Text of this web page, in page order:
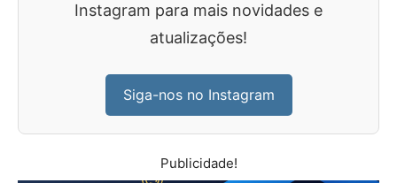
Instagram para mais novidades e
atualizações!
Siga-nos no Instagram
Publicidade!